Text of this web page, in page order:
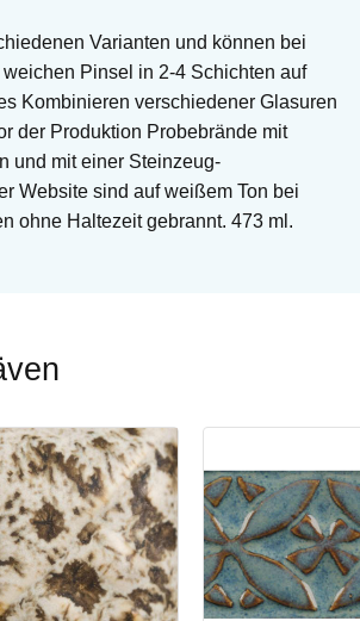
Varianten und können bei
Pinsel in 2-4 Schichten auf
Kombinieren verschiedener Glasuren
der Produktion Probebrände mit
und mit einer Steinzeug-
Website sind auf weißem Ton bei
ohne Haltezeit gebrannt. 473 ml.